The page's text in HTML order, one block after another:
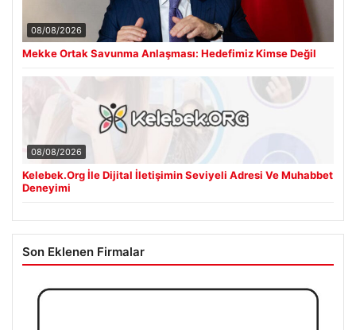
08/08/2026
Mekke Ortak Savunma Anlaşması: Hedefimiz Kimse Değil
08/08/2026
Kelebek.Org İle Dijital İletişimin Seviyeli Adresi Ve Muhabbet
Deneyimi
Son Eklenen Firmalar